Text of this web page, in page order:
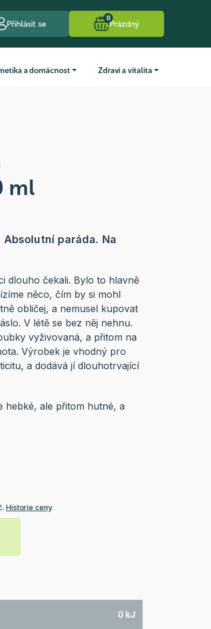
Přihlásit se
0
Prázdný
a domácnost Zdraví a vitalita
ml
paráda. Na
dlouho čekali. Bylo to hlavně
něco, čím by si mohl
obličej, a nemusel kupovat
V létě se bez něj nehnu.
vyživovaná, a přitom na
Výrobek je vhodný pro
a dodává jí dlouhotrvající
hebké, ale přitom hutné, a
Historie ceny.
0 kJ